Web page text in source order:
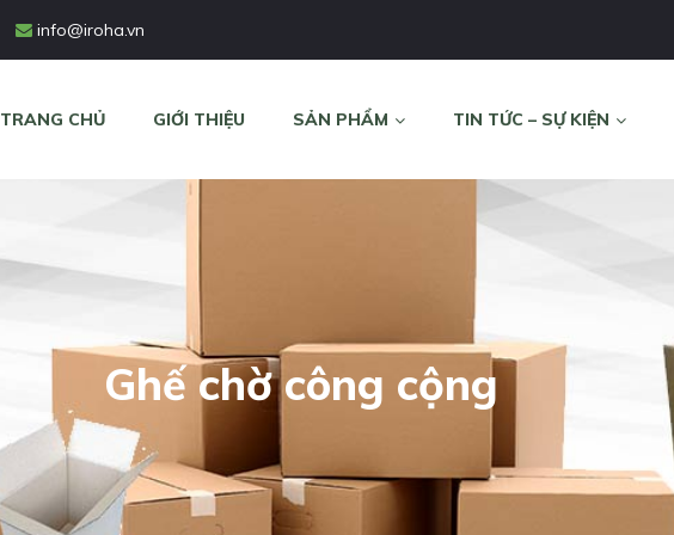
info@iroha.vn
TRANG CHỦ GIỚI THIỆU SẢN PHẨM TIN TỨC – SỰ KIỆN
Ghế chờ công cộng